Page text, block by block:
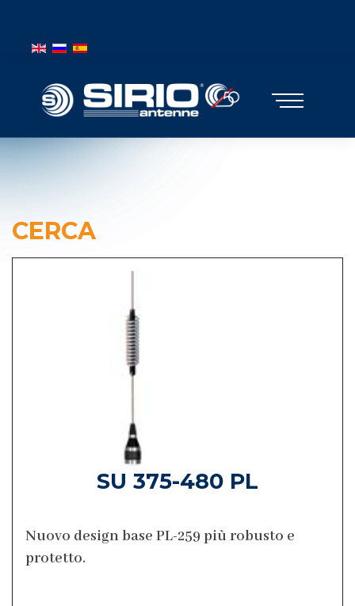
Seleziona la tua lingua
CERCA
SU 375-480 PL
Nuovo design base PL-259 più robusto e
protetto.